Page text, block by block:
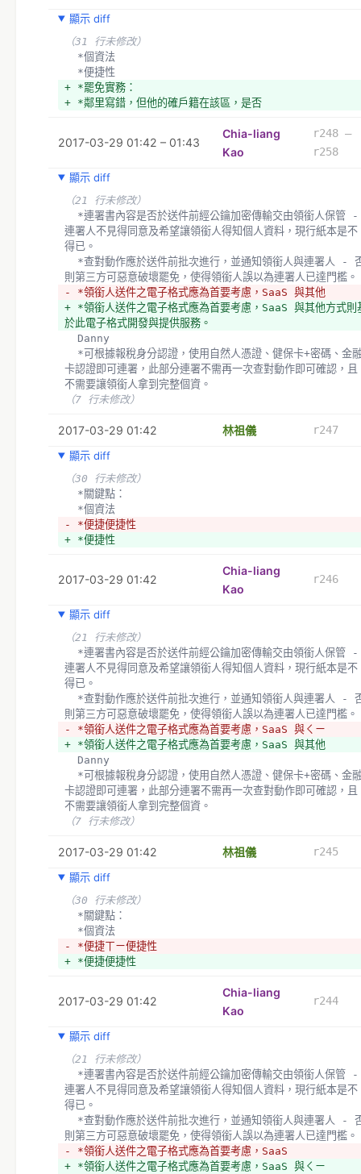
顯示 diff
（31 行未修改）
  *個資法
  *便捷性
+ *罷免實務：
+ *鄰里寫錯，但他的確戶籍在該區，是否
2017-03-29 01:42 – 01:43
Chia-liang
Kao
r248 –
r258
顯示 diff
（21 行未修改）
連署人不見得同意及希望讓領銜人得知個人資料，現行紙本是不
得已。
則第三方可惡意破壞罷免，使得領銜人誤以為連署人已達門檻。
- *領銜人送件之電子格式應為首要考慮，SaaS 與其他
+ *領銜人送件之電子格式應為首要考慮，SaaS 與其他方式則
於此電子格式開發與提供服務。
  Danny
卡認證即可連署，此部分連署不需再一次查對動作即可確認，且
不需要讓領銜人拿到完整個資。
（7 行未修改）
2017-03-29 01:42 林祖儀
r247
顯示 diff
（30 行未修改）
  *關鍵點：
  *個資法
- *便捷便捷性
+ *便捷性
2017-03-29 01:42
Chia-liang
Kao
r246
顯示 diff
（21 行未修改）
連署人不見得同意及希望讓領銜人得知個人資料，現行紙本是不
得已。
則第三方可惡意破壞罷免，使得領銜人誤以為連署人已達門檻。
- *領銜人送件之電子格式應為首要考慮，SaaS 與ㄑㄧ
+ *領銜人送件之電子格式應為首要考慮，SaaS 與其他
  Danny
卡認證即可連署，此部分連署不需再一次查對動作即可確認，且
不需要讓領銜人拿到完整個資。
（7 行未修改）
2017-03-29 01:42 林祖儀
r245
顯示 diff
（30 行未修改）
  *關鍵點：
  *個資法
- *便捷ㄒㄧ便捷性
+ *便捷便捷性
2017-03-29 01:42
Chia-liang
Kao
r244
顯示 diff
（21 行未修改）
連署人不見得同意及希望讓領銜人得知個人資料，現行紙本是不
得已。
則第三方可惡意破壞罷免，使得領銜人誤以為連署人已達門檻。
- *領銜人送件之電子格式應為首要考慮，SaaS
+ *領銜人送件之電子格式應為首要考慮，SaaS 與ㄑㄧ